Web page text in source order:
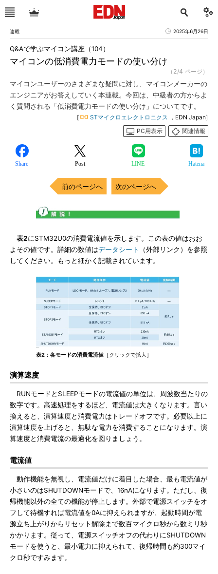
連載 2025年6月26日
マイコンの低消費電力モードの使い分け
Q&Aで学ぶマイコン講座（104）
（2/4 ページ）
マイコンユーザーのさまざまな疑問に対し、マイコンメーカーの
エンジニアがお答えしていく本連載。今回は、中級者の方からよ
く質問される「低消費電力モードの使い分け」についてです。
[ STマイクロエレクトロニクス ，EDN Japan]
PC用表示
関連情報
Share Post LINE Hatena
前のページへ 次のページへ
表2にSTM32U0の消費電流値を示します。この表の値はおお
よその値です。詳細の数値はデータシート
（外部リンク）を参照
してください。もっと細かく記載されています。
表2：各モードの消費電流値 ［クリックで拡大］
演算速度
RUNモードとSLEEPモードの電流値の単位は、周波数当たりの
数字です。高速処理をするほど、電流値は大きくなります。言い
換えると、演算速度と消費電力はトレードオフです。必要以上に
演算速度を上げると、無駄な電力を消費することになります。演
算速度と消費電流の最適化を図りましょう。
電流値
動作機能を無視し、電流値だけに着目した場合、最も電流値が
小さいのはSHUTDOWNモードで、16nAになります。ただし、復
帰機能以外の全ての機能が停止します。外部で電源スイッチをオ
フして待機すれば電流値を0Aに抑えられますが、起動時間が電
源立ち上がりからリセット解除まで数百マイクロ秒から数ミリ秒
かかります。従って、電源スイッチオフの代わりにSHUTDOWN
モードを使うと、最小電力に抑えられて、復帰時間も約300マイ
クロ秒ですみます。